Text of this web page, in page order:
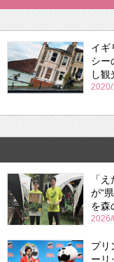
イギ
シ
し
「
が“
を森
2026/
プリ
ーリ